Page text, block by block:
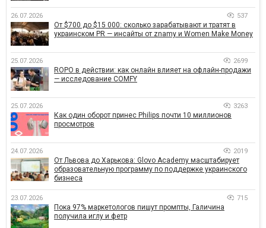
26.07.2026 537
От $700 до $15 000: сколько зарабатывают и тратят в
украинском PR — инсайты от znamy и Women Make Money
25.07.2026 2699
ROPO в действии: как онлайн влияет на офлайн-продажи
— исследование COMFY
25.07.2026 3263
Как один оборот принес Philips почти 10 миллионов
просмотров
24.07.2026 2019
От Львова до Харькова: Glovo Academy масштабирует
образовательную программу по поддержке украинского
бизнеса
23.07.2026 715
Пока 97% маркетологов пишут промпты, Галичина
получила иглу и фетр